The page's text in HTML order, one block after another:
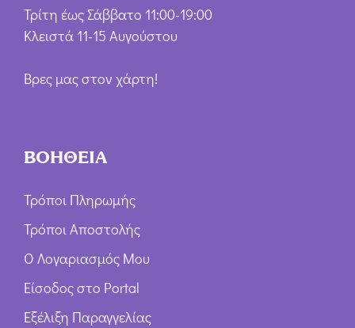
Τρίτη έως Σάββατο 11:00-19:00
Κλειστά 11-15 Αυγούστου
Βρες μας στον χάρτη!
ΒΟΗΘΕΙΑ
Τρόποι Πληρωμής
Τρόποι Αποστολής
Ο Λογαριασμός Μου
Είσοδος στο Portal
Εξέλιξη Παραγγελίας